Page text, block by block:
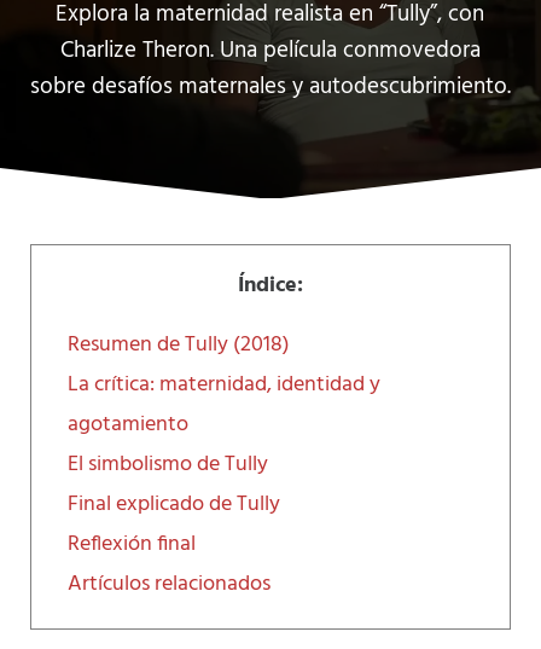
Explora la maternidad realista en “Tully”, con
Charlize Theron. Una película conmovedora
sobre desafíos maternales y autodescubrimiento.
Índice:
Resumen de Tully (2018)
La crítica: maternidad, identidad y
agotamiento
El simbolismo de Tully
Final explicado de Tully
Reflexión final
Artículos relacionados